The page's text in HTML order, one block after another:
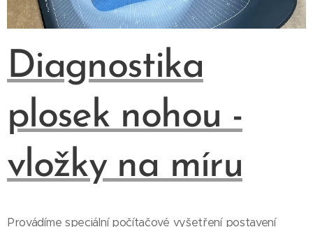
Diagnostika
plosek nohou -
vložky na míru
Provádíme speciální počítačové vyšetření postavení